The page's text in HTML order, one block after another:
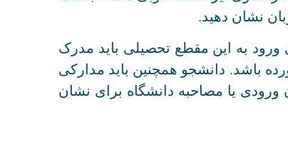
نشان دهید.
به این مقطع تحصیلی باید مدرک
باشد. دانشجو همچنین باید مدارکی
ورودی یا مصاحبه دانشگاه برای نشان